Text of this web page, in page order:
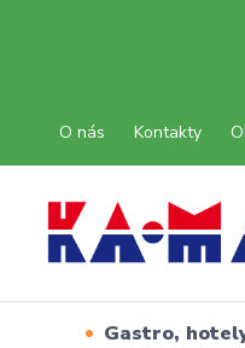
O nás Kontakty
Gastro,